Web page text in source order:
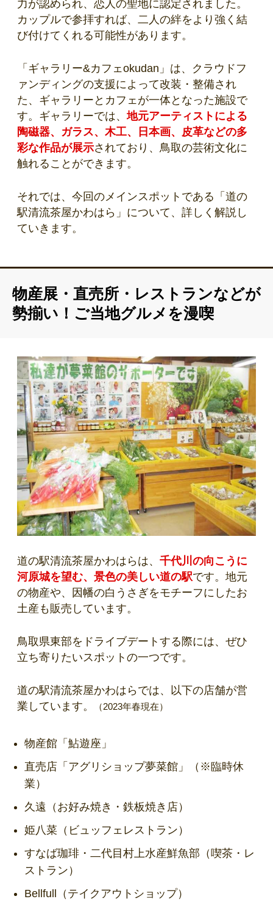
力が認められ、恋人の聖地に認定されました。
カップルで参拝すれば、二人の絆をより強く結
び付けてくれる可能性があります。
「ギャラリー&カフェokudan」は、クラウドフ
ァンディングの支援によって改装・整備され
た、ギャラリーとカフェが一体となった施設で
す。ギャラリーでは、地元アーティストによる
陶磁器、ガラス、木工、日本画、皮革などの多
彩な作品が展示されており、鳥取の芸術文化に
触れることができます。
それでは、今回のメインスポットである「道の
駅清流茶屋かわはら」について、詳しく解説し
ていきます。
物産展・直売所・レストランなどが
勢揃い！ご当地グルメを漫喫
道の駅清流茶屋かわはらは、 千代川の向こうに
河原城を望む、景色の美しい道の駅です。地元
の物産や、因幡の白うさぎをモチーフにしたお
土産も販売しています。
鳥取県東部をドライブデートする際には、ぜひ
立ち寄りたいスポットの一つです。
道の駅清流茶屋かわはらでは、以下の店舗が営
業しています。
（2023年春現在）
物産館「鮎遊座」
直売店「アグリショップ夢菜館」（※ 臨時休
業 ）
久遠（お好み焼き・鉄板焼き店）
姫八菜（ビュッフェレストラン）
すなば珈琲・二代目村上水産鮮魚部（喫茶・レ
ストラン）
Bellfull（テイクアウトショップ）